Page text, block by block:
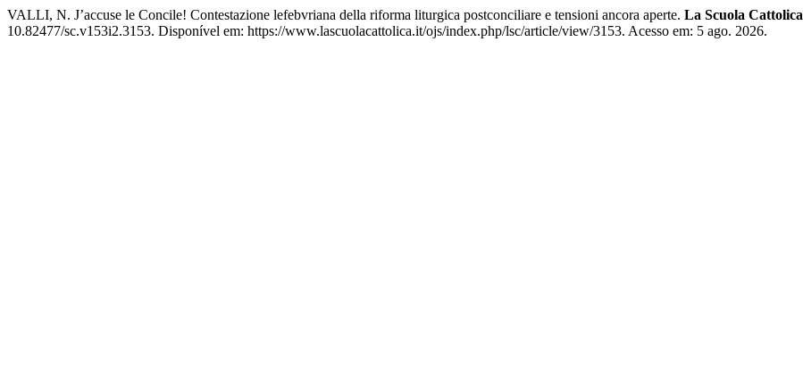
VALLI, N. J’accuse le Concile! Contestazione lefebvriana della riforma liturgica postconciliare e tensioni ancora aperte. La Scuola Cattolica
10.82477/sc.v153i2.3153. Disponível em: https://www.lascuolacattolica.it/ojs/index.php/lsc/article/view/3153. Acesso em: 5 ago. 2026.